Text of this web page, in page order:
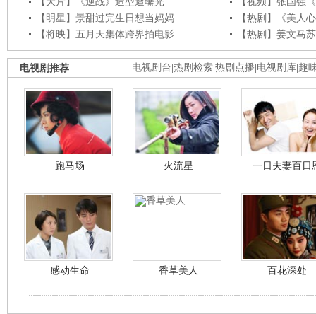
【明星】景甜过完生日想当妈妈
【热剧】《美人
【将映】五月天集体跨界拍电影
【热剧】姜文马
电视剧台 热剧检索 热剧点播 电视剧库 趣
电视剧推荐
跑马场 火流星 一日夫妻百日
感动生命 香草美人 百花深处